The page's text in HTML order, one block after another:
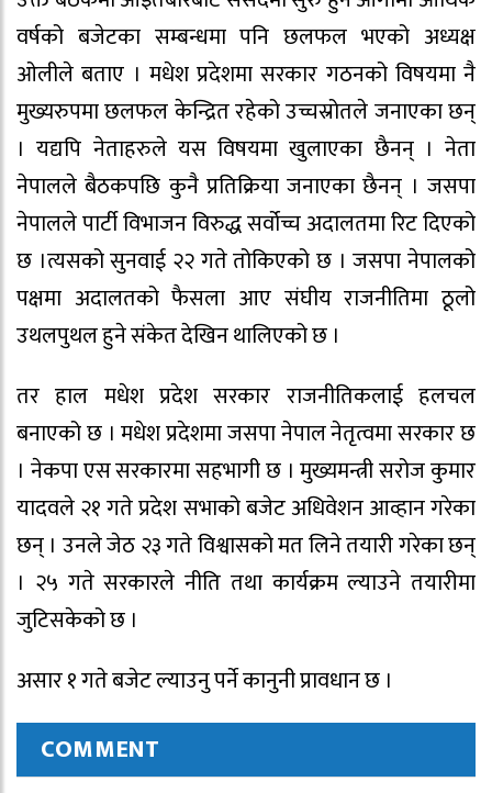
वर्षको बजेटका सम्बन्धमा पनि छलफल भएको अध्यक्ष
ओलीले बताए । मधेश प्रदेशमा सरकार गठनको विषयमा नै
मुख्यरुपमा छलफल केन्द्रित रहेको उच्चस्रोतले जनाएका छन्
। यद्यपि नेताहरुले यस विषयमा खुलाएका छैनन् । नेता
नेपालले बैठकपछि कुनै प्रतिक्रिया जनाएका छैनन् । जसपा
नेपालले पार्टी विभाजन विरुद्ध सर्वोच्च अदालतमा रिट दिएको
छ ।त्यसको सुनवाई २२ गते तोकिएको छ । जसपा नेपालको
पक्षमा अदालतको फैसला आए संघीय राजनीतिमा ठूलो
उथलपुथल हुने संकेत देखिन थालिएको छ ।
तर हाल मधेश प्रदेश सरकार राजनीतिकलाई हलचल
बनाएको छ । मधेश प्रदेशमा जसपा नेपाल नेतृत्वमा सरकार छ
। नेकपा एस सरकारमा सहभागी छ । मुख्यमन्त्री सरोज कुमार
यादवले २१ गते प्रदेश सभाको बजेट अधिवेशन आव्हान गरेका
छन् । उनले जेठ २३ गते विश्वासको मत लिने तयारी गरेका छन्
। २५ गते सरकारले नीति तथा कार्यक्रम ल्याउने तयारीमा
जुटिसकेको छ ।
असार १ गते बजेट ल्याउनु पर्ने कानुनी प्रावधान छ ।
COMMENT